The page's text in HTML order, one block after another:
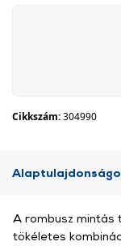
Cikkszám:304990
A rombusz mintás
tökéletes